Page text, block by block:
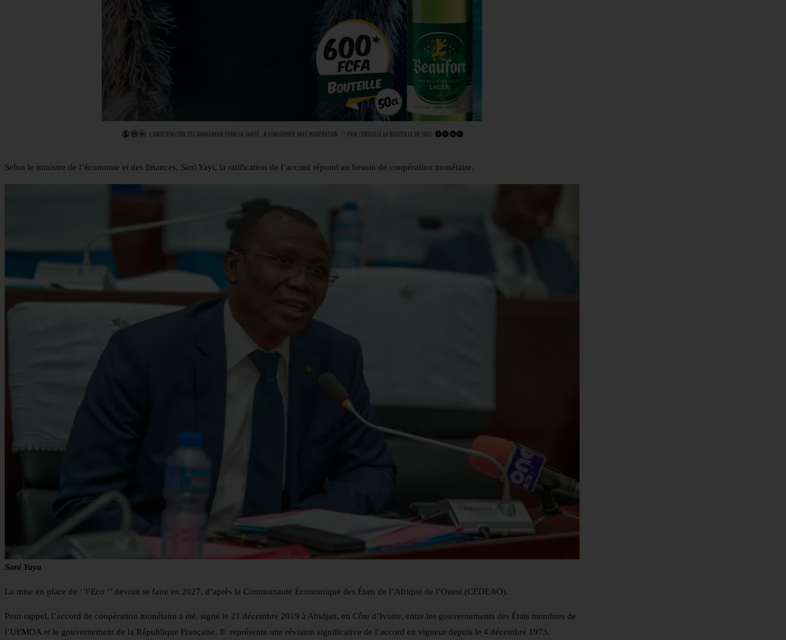
Selon le ministre de l’économie et des finances, Sani Yayi, la ratification de l’accord répond au besoin de coopération monétaire.
Sani Yaya
La mise en place de ‘’l’Eco ‘’ devrait se faire en 2027, d’après la Communauté Économique des États de l’Afrique de l’Ouest (CEDEAO).
Pour rappel, l’accord de coopération monétaire a été, signé le 21 décembre 2019 à Abidjan, en Côte d’Ivoire, entre les gouvernements des États membres de
l’UEMOA et le gouvernement de la République Française. Il représente une révision significative de l’accord en vigueur depuis le 4 décembre 1973.